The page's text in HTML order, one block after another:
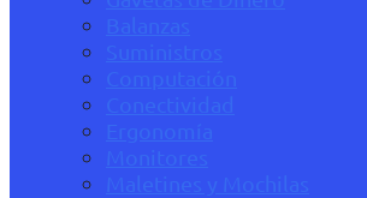
Balanzas
Suministros
Computación
Conectividad
Ergonomía
Monitores
Maletines y Mochilas